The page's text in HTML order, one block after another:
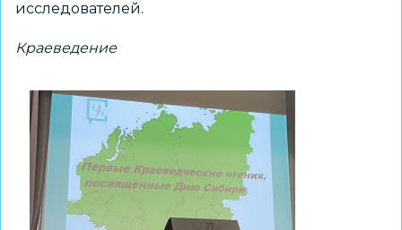
исследователей.
Краеведение